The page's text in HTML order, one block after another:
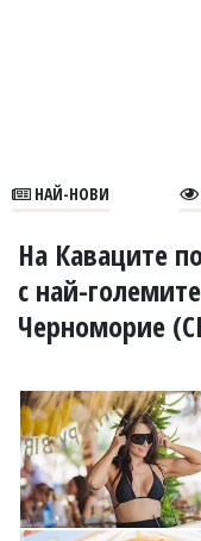
В
УКРАЙНА
СПОРТ
РАЗСЛЕДВАНЕ
БИЗНЕС
ЮГ
Управители:
Веселин
Василев,
НАЙ-НОВИ
На Каваците
с най-
Черноморие